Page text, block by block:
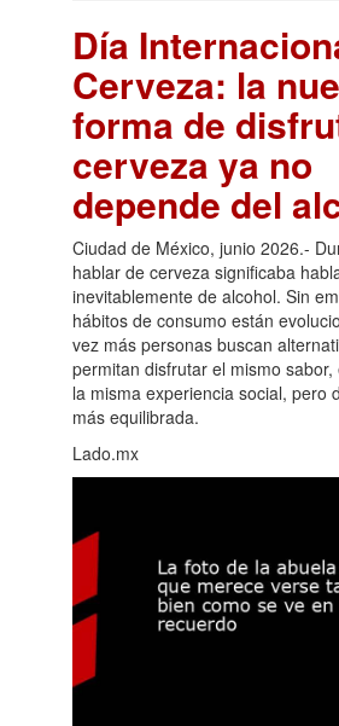
Día
Cerveza: la
forma de
cerveza ya no
depende del
Ciudad de México, junio 2026.-
hablar de cerveza significaba
inevitablemente de alcohol. Sin
hábitos de consumo están
vez más personas buscan
permitan disfrutar el mismo
la misma experiencia social, pero
más equilibrada.
Lado.mx